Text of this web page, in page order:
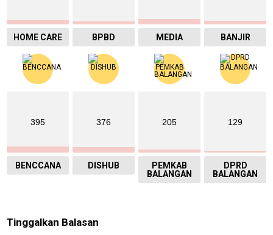
HOME CARE BPBD MEDIA BANJIR
395
BENCCANA
376
DISHUB
205
PEMKAB
BALANGAN
129
DPRD
BALANGAN
Tinggalkan Balasan